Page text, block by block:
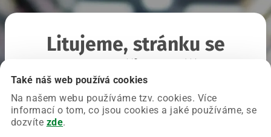
Také náš web používá cookies
Na našem webu používáme tzv. cookies. Více
informací o tom, co jsou cookies a jaké používáme, se
dozvíte zde.
Litujeme, stránku se
Chyba nastala na naší straně a už ji opravujeme.
Zkuste prosím znovu načíst požadovanou stránku.